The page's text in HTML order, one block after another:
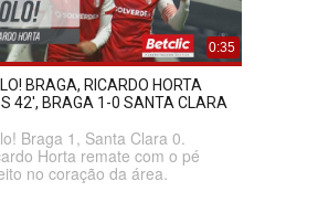
0:35
BRAGA, RICARDO HORTA
42', BRAGA 1-0 SANTA CLARA
Braga 1, Santa Clara 0.
Horta remate com o pé
no coração da área.